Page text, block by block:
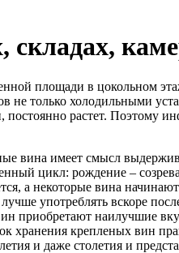
площади в цокольном
не только холодильными
растет. Поэтому
вина имеет смысл
цикл: рождение –
а некоторые вина
употреблять вскоре
приобретают наилучшие
хранения крепленых вин
и даже столетия и